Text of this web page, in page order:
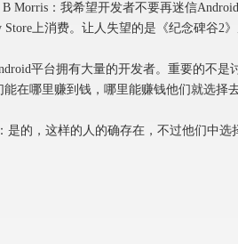
B Morris：我希望开发者不要再迷信
上消费。让人失望的是《纪念碑谷2
平台拥有大量的开发者。重要的不是
在哪里赚到钱，哪里能赚钱他们就选择去
是的，这样的人的确存在，不过他们中选